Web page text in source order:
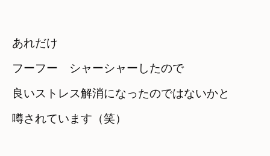
あれだけ
フーフー　シャーシャーしたので
良いストレス解消になったのではないかと
噂されています（笑）